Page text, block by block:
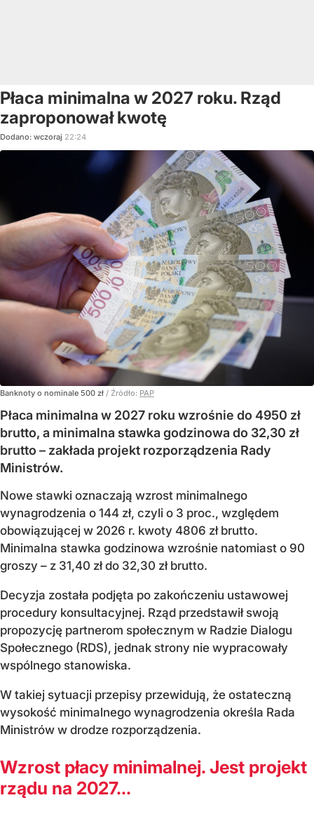
Płaca minimalna w 2027 roku. Rząd
zaproponował kwotę
Dodano: wczoraj 22:24
Banknoty o nominale 500 zł / Źródło: PAP
Płaca minimalna w 2027 roku wzrośnie do 4950 zł
brutto, a minimalna stawka godzinowa do 32,30 zł
brutto – zakłada projekt rozporządzenia Rady
Ministrów.
Nowe stawki oznaczają wzrost minimalnego
wynagrodzenia o 144 zł, czyli o 3 proc., względem
obowiązującej w 2026 r. kwoty 4806 zł brutto.
Minimalna stawka godzinowa wzrośnie natomiast o 90
groszy – z 31,40 zł do 32,30 zł brutto.
Decyzja została podjęta po zakończeniu ustawowej
procedury konsultacyjnej. Rząd przedstawił swoją
propozycję partnerom społecznym w Radzie Dialogu
Społecznego (RDS), jednak strony nie wypracowały
wspólnego stanowiska.
W takiej sytuacji przepisy przewidują, że ostateczną
wysokość minimalnego wynagrodzenia określa Rada
Ministrów w drodze rozporządzenia.
Wzrost płacy minimalnej. Jest projekt
rządu na 2027...